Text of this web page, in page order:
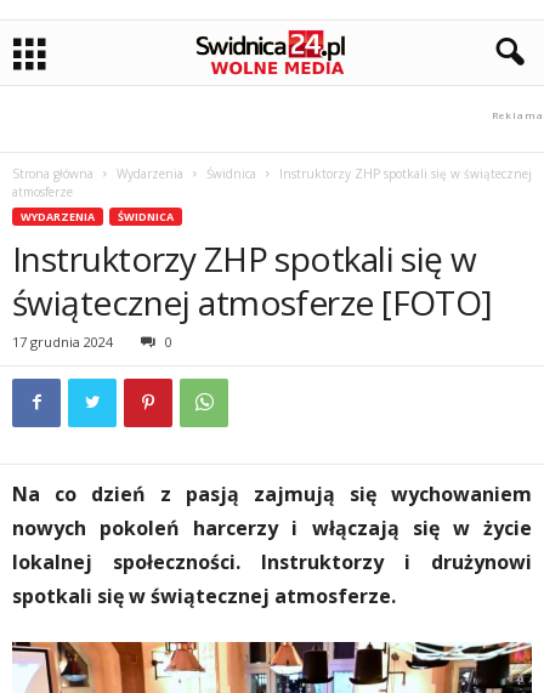
Strona główna Wydarzenia Świdnica
Instruktorzy ZHP spotkali się w świątecznej
atmosferze
WYDARZENIA ŚWIDNICA
Instruktorzy ZHP spotkali się w
świątecznej atmosferze [FOTO]
17 grudnia 2024 0
Na co dzień z pasją zajmują się wychowaniem
nowych pokoleń harcerzy i włączają się w życie
lokalnej społeczności. Instruktorzy i drużynowi
spotkali się w świątecznej atmosferze.